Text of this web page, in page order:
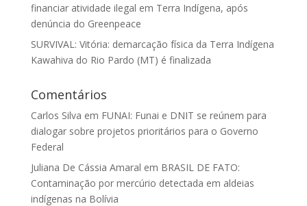
financiar atividade ilegal em Terra Indígena, após
denúncia do Greenpeace
SURVIVAL: Vitória: demarcação física da Terra Indígena
Kawahiva do Rio Pardo (MT) é finalizada
Comentários
Carlos Silva em FUNAI: Funai e DNIT se reúnem para
dialogar sobre projetos prioritários para o Governo
Federal
Juliana De Cássia Amaral em BRASIL DE FATO:
Contaminação por mercúrio detectada em aldeias
indígenas na Bolívia